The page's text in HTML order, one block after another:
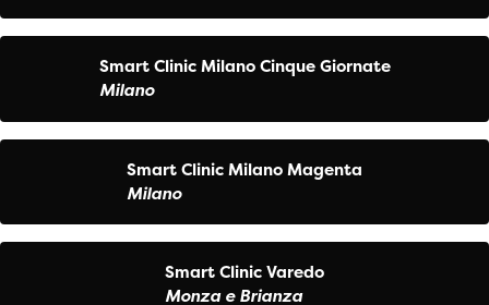
Smart Clinic Milano Cinque Giornate
Milano
Smart Clinic Milano Magenta
Milano
Smart Clinic Varedo
Monza e Brianza